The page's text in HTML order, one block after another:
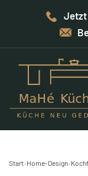
Jetzt
Start› Home-Design›